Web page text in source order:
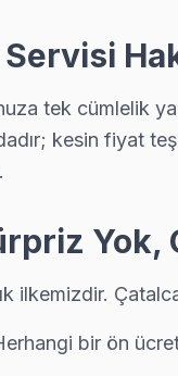
ücretsiz, yazılı
tek cümlelik
kesin fiyat
Yok,
ilkemizdir.
bir ön